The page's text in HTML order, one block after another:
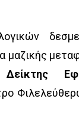
Δείκτης